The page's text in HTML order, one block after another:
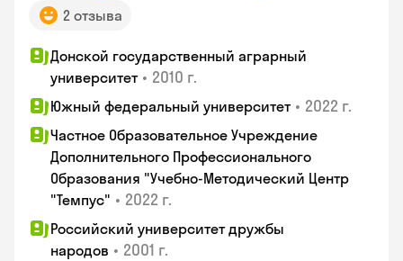
2 отзыва
Донской государственный аграрный
университет • 2010 г.
Южный федеральный университет • 2022 г.
Частное Образовательное Учреждение
Дополнительного Профессионального
Образования "Учебно-Методический Центр
"Темпус" • 2022 г.
Российский университет дружбы
народов • 2001 г.